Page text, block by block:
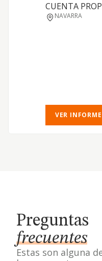
CUENTA
NAVARRA
VER INFORME
Preguntas
frecuentes
Estas son alguna